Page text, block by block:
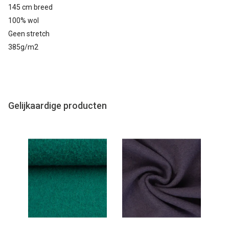
145 cm breed
100% wol
Geen stretch
385g/m2
Gelijkaardige producten